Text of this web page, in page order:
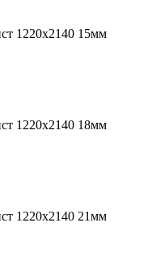
1220х2140 15мм
1220х2140 18мм
1220х2140 21мм